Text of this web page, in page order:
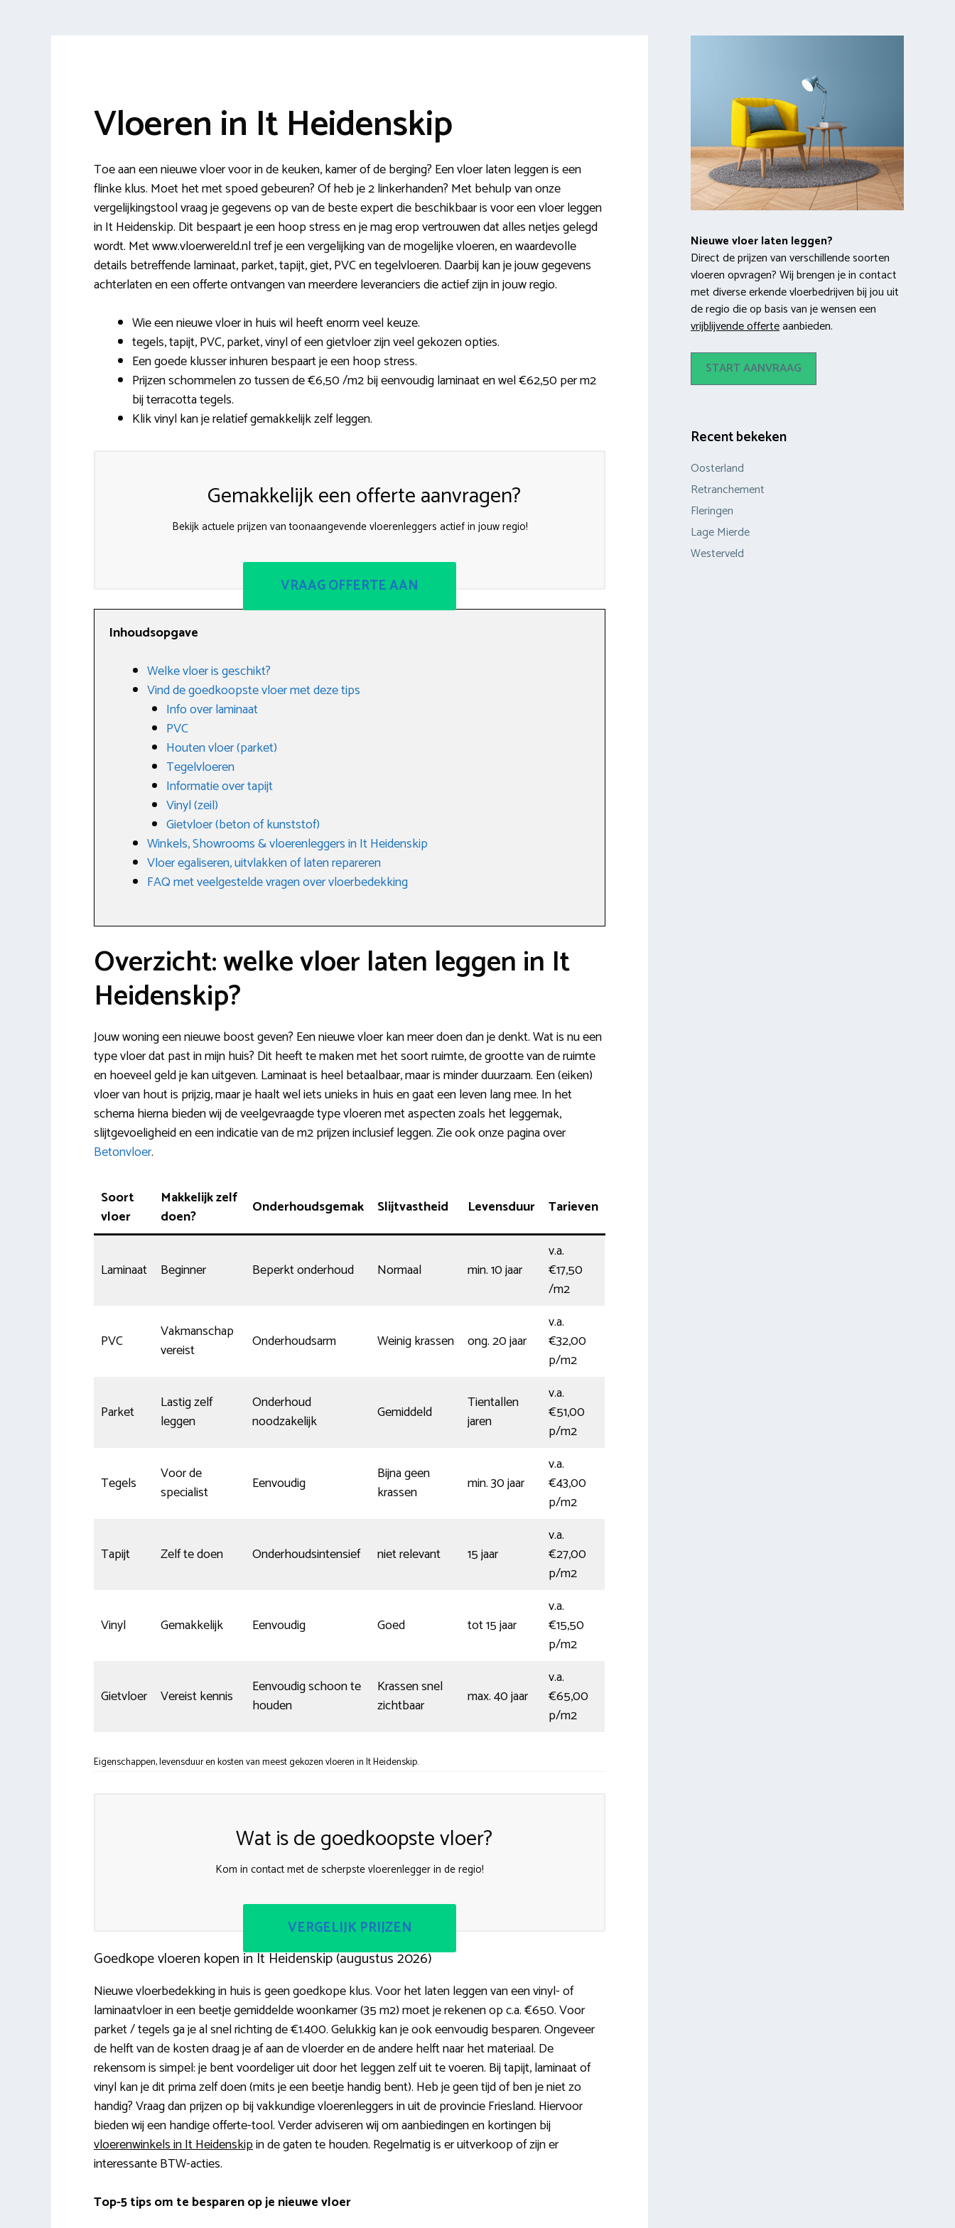
Vloeren in It Heidenskip
Toe aan een nieuwe vloer voor in de keuken, kamer of de berging? Een vloer laten leggen is een
flinke klus. Moet het met spoed gebeuren? Of heb je 2 linkerhanden? Met behulp van onze
vergelijkingstool vraag je gegevens op van de beste expert die beschikbaar is voor een vloer leggen
in It Heidenskip. Dit bespaart je een hoop stress en je mag erop vertrouwen dat alles netjes gelegd
wordt. Met www.vloerwereld.nl tref je een vergelijking van de mogelijke vloeren, en waardevolle
details betreffende laminaat, parket, tapijt, giet, PVC en tegelvloeren. Daarbij kan je jouw gegevens
achterlaten en een offerte ontvangen van meerdere leveranciers die actief zijn in jouw regio.
Wie een nieuwe vloer in huis wil heeft enorm veel keuze.
tegels, tapijt, PVC, parket, vinyl of een gietvloer zijn veel gekozen opties.
Een goede klusser inhuren bespaart je een hoop stress.
Prijzen schommelen zo tussen de €6,50 /m2 bij eenvoudig laminaat en wel €62,50 per m2
bij terracotta tegels.
Klik vinyl kan je relatief gemakkelijk zelf leggen.
Gemakkelijk een offerte aanvragen?
Bekijk actuele prijzen van toonaangevende vloerenleggers actief in jouw regio!
VRAAG OFFERTE AAN
Inhoudsopgave
Welke vloer is geschikt?
Vind de goedkoopste vloer met deze tips
Info over laminaat
PVC
Houten vloer (parket)
Tegelvloeren
Informatie over tapijt
Vinyl (zeil)
Gietvloer (beton of kunststof)
Winkels, Showrooms & vloerenleggers in It Heidenskip
Vloer egaliseren, uitvlakken of laten repareren
FAQ met veelgestelde vragen over vloerbedekking
Overzicht: welke vloer laten leggen in It
Heidenskip?
Jouw woning een nieuwe boost geven? Een nieuwe vloer kan meer doen dan je denkt. Wat is nu een
type vloer dat past in mijn huis? Dit heeft te maken met het soort ruimte, de grootte van de ruimte
en hoeveel geld je kan uitgeven. Laminaat is heel betaalbaar, maar is minder duurzaam. Een (eiken)
vloer van hout is prijzig, maar je haalt wel iets unieks in huis en gaat een leven lang mee. In het
schema hierna bieden wij de veelgevraagde type vloeren met aspecten zoals het leggemak,
slijtgevoeligheid en een indicatie van de m2 prijzen inclusief leggen. Zie ook onze pagina over
Betonvloer.
Soort
vloer
Makkelijk zelf
doen?
Onderhoudsgemak Slijtvastheid Levensduur Tarieven
Laminaat Beginner Beperkt onderhoud Normaal min. 10 jaar
v.a.
€17,50
/m2
PVC
Vakmanschap
vereist
Onderhoudsarm Weinig krassen ong. 20 jaar
v.a.
€32,00
p/m2
Parket
Lastig zelf
leggen
Onderhoud
noodzakelijk
Gemiddeld
Tientallen
jaren
v.a.
€51,00
p/m2
Tegels
Voor de
specialist
Eenvoudig
Bijna geen
krassen
min. 30 jaar
v.a.
€43,00
p/m2
Tapijt Zelf te doen Onderhoudsintensief niet relevant 15 jaar
v.a.
€27,00
p/m2
Vinyl Gemakkelijk Eenvoudig Goed tot 15 jaar
v.a.
€15,50
p/m2
Gietvloer Vereist kennis
Eenvoudig schoon te
houden
Krassen snel
zichtbaar
max. 40 jaar
v.a.
€65,00
p/m2
Eigenschappen, levensduur en kosten van meest gekozen vloeren in It Heidenskip.
Wat is de goedkoopste vloer?
Kom in contact met de scherpste vloerenlegger in de regio!
VERGELIJK PRIJZEN
Goedkope vloeren kopen in It Heidenskip (augustus 2026)
Nieuwe vloerbedekking in huis is geen goedkope klus. Voor het laten leggen van een vinyl- of
laminaatvloer in een beetje gemiddelde woonkamer (35 m2) moet je rekenen op c.a. €650. Voor
parket / tegels ga je al snel richting de €1.400. Gelukkig kan je ook eenvoudig besparen. Ongeveer
de helft van de kosten draag je af aan de vloerder en de andere helft naar het materiaal. De
rekensom is simpel: je bent voordeliger uit door het leggen zelf uit te voeren. Bij tapijt, laminaat of
vinyl kan je dit prima zelf doen (mits je een beetje handig bent). Heb je geen tijd of ben je niet zo
handig? Vraag dan prijzen op bij vakkundige vloerenleggers in uit de provincie Friesland. Hiervoor
bieden wij een handige offerte-tool. Verder adviseren wij om aanbiedingen en kortingen bij
vloerenwinkels in It Heidenskipin de gaten te houden. Regelmatig is er uitverkoop of zijn er
interessante BTW-acties.
Top-5 tips om te besparen op je nieuwe vloer
Nieuwe vloer laten leggen?
Direct de prijzen van verschillende soorten
vloeren opvragen? Wij brengen je in contact
met diverse erkende vloerbedrijven bij jou uit
de regio die op basis van je wensen een
vrijblijvende offerteaanbieden.
START AANVRAAG
Recent bekeken
Oosterland
Retranchement
Fleringen
Lage Mierde
Westerveld